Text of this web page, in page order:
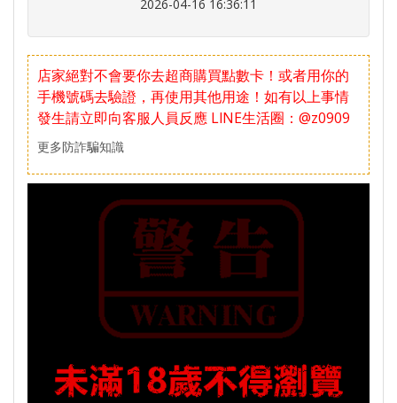
2026-04-16 16:36:11
店家絕對不會要你去超商購買點數卡！或者用你的
手機號碼去驗證，再使用其他用途！如有以上事情
發生請立即向客服人員反應 LlNE生活圈：@z0909
更多防詐騙知識